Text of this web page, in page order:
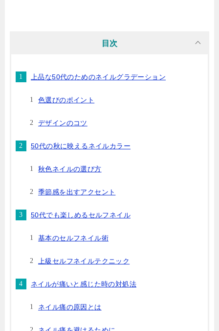
目次
上品な50代のためのネイルグラデーション
色選びのポイント
デザインのコツ
50代の秋に映えるネイルカラー
秋色ネイルの選び方
季節感を出すアクセント
50代でも楽しめるセルフネイル
基本のセルフネイル術
上級セルフネイルテクニック
ネイルが痛いと感じた時の対処法
ネイル痛の原因とは